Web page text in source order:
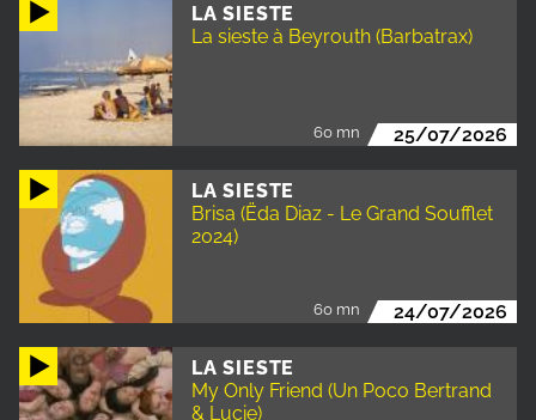
LA SIESTE
La sieste à Beyrouth (Barbatrax)
60 mn 25/07/2026
LA SIESTE
Brisa (Ëda Diaz - Le Grand Soufflet
2024)
60 mn 24/07/2026
LA SIESTE
My Only Friend (Un Poco Bertrand
& Lucie)